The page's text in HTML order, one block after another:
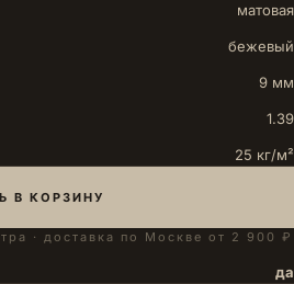
матовая
бежевый
9 мм
1.39
25 кг/м²
В КОРЗИНУ
· доставка по Москве от 2 900 ₽
да